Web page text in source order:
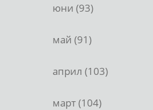
юни (93)
май (91)
април (103)
март (104)